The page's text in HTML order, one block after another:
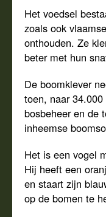
Het voedsel
zoals ook
onthouden. Ze
beter met hun
De boomklever
toen, naar
bosbeheer en de
inheemse
Het is een vogel
Hij heeft een
en staart zijn
op de bomen te